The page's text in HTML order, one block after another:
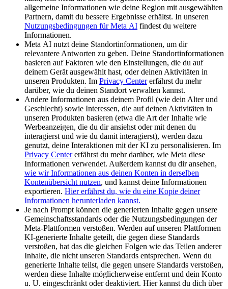
allgemeine Informationen wie deine Region mit ausgewählten
Partnern, damit du bessere Ergebnisse erhältst. In unseren
Nutzungsbedingungen für Meta AI findest du weitere
Informationen.
Meta AI nutzt deine Standortinformationen, um dir
relevantere Antworten zu geben. Deine Standortinformationen
basieren auf Faktoren wie den Einstellungen, die du auf
deinem Gerät ausgewählt hast, oder deinen Aktivitäten in
unseren Produkten. Im Privacy Centererfährst du mehr
darüber, wie du deinen Standort verwalten kannst.
Andere Informationen aus deinem Profil (wie dein Alter und
Geschlecht) sowie Interessen, die auf deinen Aktivitäten in
unseren Produkten basieren (etwa die Art der Inhalte wie
Werbeanzeigen, die du dir ansiehst oder mit denen du
interagierst und wie du damit interagierst), werden dazu
genutzt, deine Interaktionen mit der KI zu personalisieren. Im
Privacy Centererfährst du mehr darüber, wie Meta diese
Informationen verwendet. Außerdem kannst du dir ansehen,
wie wir Informationen aus deinen Konten in derselben
Kontenübersicht nutzen, und kannst deine Informationen
exportieren. Hier erfährst du, wie du eine Kopie deiner
Informationen herunterladen kannst.
Je nach Prompt können die generierten Inhalte gegen unsere
Gemeinschaftsstandards oder die Nutzungsbedingungen der
Meta-Plattformen verstoßen. Werden auf unseren Plattformen
KI-generierte Inhalte geteilt, die gegen diese Standards
verstoßen, hat das die gleichen Folgen wie das Teilen anderer
Inhalte, die nicht unseren Standards entsprechen. Wenn du
generierte Inhalte teilst, die gegen unsere Standards verstoßen,
werden diese Inhalte möglicherweise entfernt und dein Konto
u. U. eingeschränkt oder deaktiviert. Hier kannst du dich über